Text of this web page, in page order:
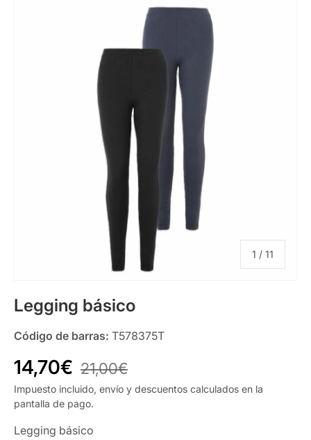
1 / de
11
Legging básico
Código de barras: T578375T
14,70€ 21,00€
Impuesto incluido, envío y descuentos calculados en la
pantalla de pago.
Legging básico